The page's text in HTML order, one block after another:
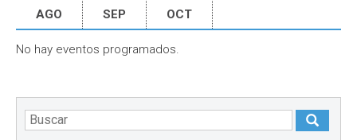
AGO SEP OCT
No hay eventos programados.